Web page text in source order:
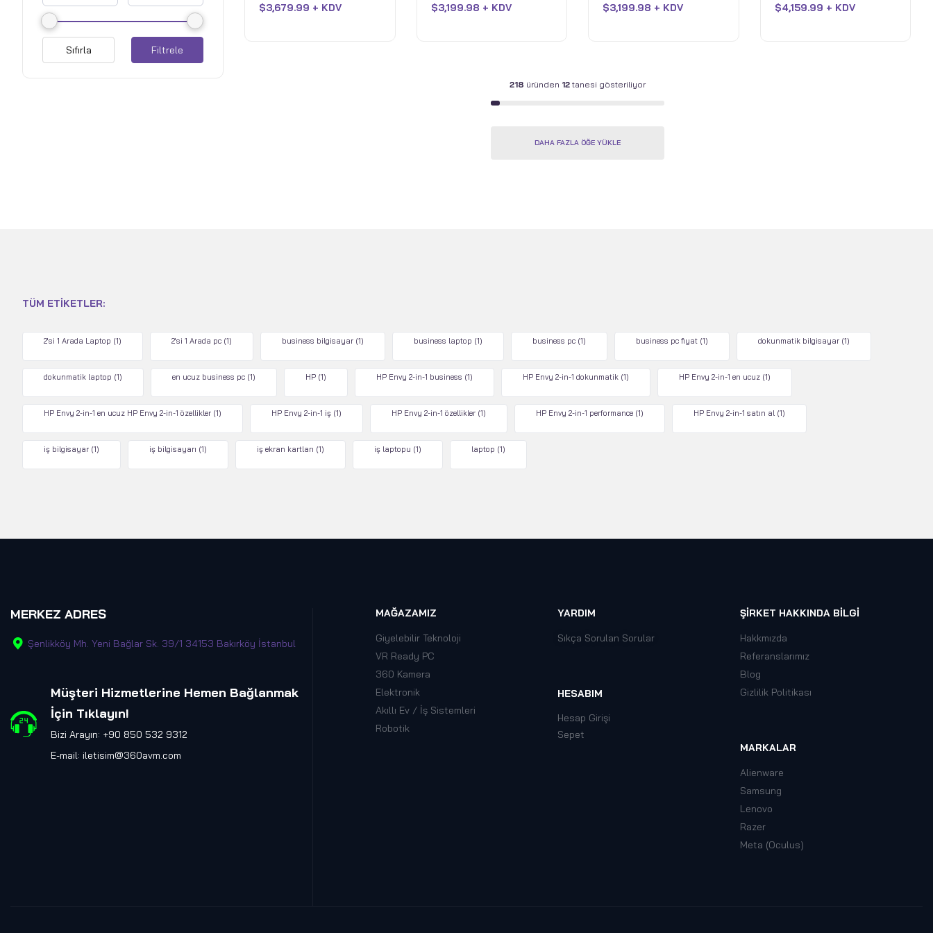
Filtrele
Sıfırla
RTX 5070 Ti - 1TB SSD -
aldı
$3,679.99 + KDV
1TB SSD - Eclipse Grey
aldı
$3,199.98 + KDV
1TB SSD - Eclipse Grey
aldı
$3,199.98 + KDV
5080 - 2TB SSD -
aldı
$4,159.99 + KDV
218 üründen 12 tanesi gösteriliyor
DAHA FAZLA ÖĞE YÜKLE
TÜM ETIKETLER:
2'si 1 Arada Laptop (1) 2'si 1 Arada pc (1) business bilgisayar (1) business laptop (1) business pc (1) business pc fiyat (1) dokunmatik bilgisayar (1)
dokunmatik laptop (1) en ucuz business pc (1) HP (1) HP Envy 2-in-1 business (1) HP Envy 2-in-1 dokunmatik (1) HP Envy 2-in-1 en ucuz (1)
HP Envy 2-in-1 en ucuz HP Envy 2-in-1 özellikler (1) HP Envy 2-in-1 iş (1) HP Envy 2-in-1 özellikler (1) HP Envy 2-in-1 performance (1) HP Envy 2-in-1 satın al (1)
iş bilgisayar (1) iş bilgisayarı (1) iş ekran kartları (1) iş laptopu (1) laptop (1)
MERKEZ ADRES
Şenlikköy Mh. Yeni Bağlar Sk. 39/1 34153 Bakırköy İstanbul
Müşteri Hizmetlerine Hemen Bağlanmak
İçin Tıklayın!
Bizi Arayın: +90 850 532 9312
E-mail: iletisim@360avm.com
MAĞAZAMIZ
Giyelebilir Teknoloji
VR Ready PC
360 Kamera
Elektronik
Akıllı Ev / İş Sistemleri
Robotik
YARDIM
Sıkça Sorulan Sorular
HESABIM
Hesap Girişi
Sepet
ŞIRKET HAKKINDA BILGI
Hakkmızda
Referanslarımız
Blog
Gizlilik Politikası
MARKALAR
Alienware
Samsung
Lenovo
Razer
Meta (Oculus)